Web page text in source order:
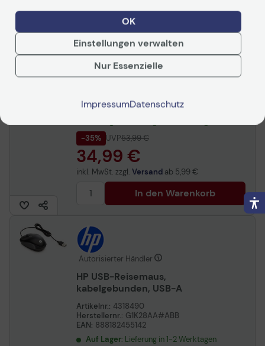
HP Poly Mission 415 Mono-
USB-Headset,
EAN: 199251820274
-35% UVP53,99 €
34,99 €
inkl. MwSt. zzgl. Versand ab 5,99 €
In den Warenkorb
Autorisierter Händler
HP USB-Reisemaus,
kabelgebunden, USB-A
Artikelnr.: 4318490
Herstellernr.: G1K28AA#ABB
EAN: 888182455142
Auf Lager: Lieferung in 1-2 Werktagen
OK
Einstellungen verwalten
Nur Essenzielle
ImpressumDatenschutz